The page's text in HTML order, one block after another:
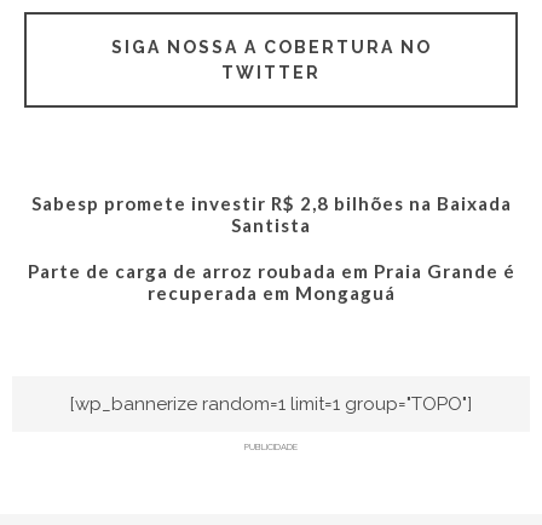
SIGA NOSSA A COBERTURA NO
TWITTER
Sabesp promete investir R$ 2,8 bilhões na Baixada
Santista
Parte de carga de arroz roubada em Praia Grande é
recuperada em Mongaguá
[wp_bannerize random=1 limit=1 group="TOPO"]
PUBLICIDADE